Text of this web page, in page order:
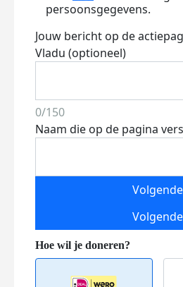
persoonsgegevens.
Jouw bericht op de
Vladu (optioneel)
0/150
Naam die op de pagina
Volgende
Volgende